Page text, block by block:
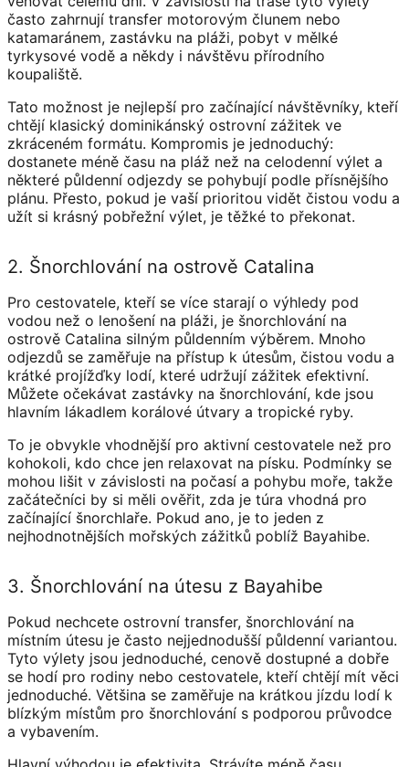
často zahrnují transfer motorovým člunem nebo
katamaránem, zastávku na pláži, pobyt v mělké
tyrkysové vodě a někdy i návštěvu přírodního
koupaliště.
Tato možnost je nejlepší pro začínající návštěvníky, kteří
chtějí klasický dominikánský ostrovní zážitek ve
zkráceném formátu. Kompromis je jednoduchý:
dostanete méně času na pláž než na celodenní výlet a
některé půldenní odjezdy se pohybují podle přísnějšího
plánu. Přesto, pokud je vaší prioritou vidět čistou vodu a
užít si krásný pobřežní výlet, je těžké to překonat.
2. Šnorchlování na ostrově Catalina
Pro cestovatele, kteří se více starají o výhledy pod
vodou než o lenošení na pláži, je šnorchlování na
ostrově Catalina silným půldenním výběrem. Mnoho
odjezdů se zaměřuje na přístup k útesům, čistou vodu a
krátké projížďky lodí, které udržují zážitek efektivní.
Můžete očekávat zastávky na šnorchlování, kde jsou
hlavním lákadlem korálové útvary a tropické ryby.
To je obvykle vhodnější pro aktivní cestovatele než pro
kohokoli, kdo chce jen relaxovat na písku. Podmínky se
mohou lišit v závislosti na počasí a pohybu moře, takže
začátečníci by si měli ověřit, zda je túra vhodná pro
začínající šnorchlaře. Pokud ano, je to jeden z
nejhodnotnějších mořských zážitků poblíž Bayahibe.
3. Šnorchlování na útesu z Bayahibe
Pokud nechcete ostrovní transfer, šnorchlování na
místním útesu je často nejjednodušší půldenní variantou.
Tyto výlety jsou jednoduché, cenově dostupné a dobře
se hodí pro rodiny nebo cestovatele, kteří chtějí mít věci
jednoduché. Většina se zaměřuje na krátkou jízdu lodí k
blízkým místům pro šnorchlování s podporou průvodce
a vybavením.